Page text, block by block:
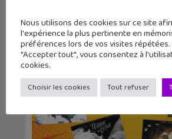
Nous utilisons des cookies sur ce site
l'expérience la plus pertinente en
préférences lors de vos visites répétées.
"Accepter tout", vous consentez à
cookies.
Choisir les cookies Tout refuser